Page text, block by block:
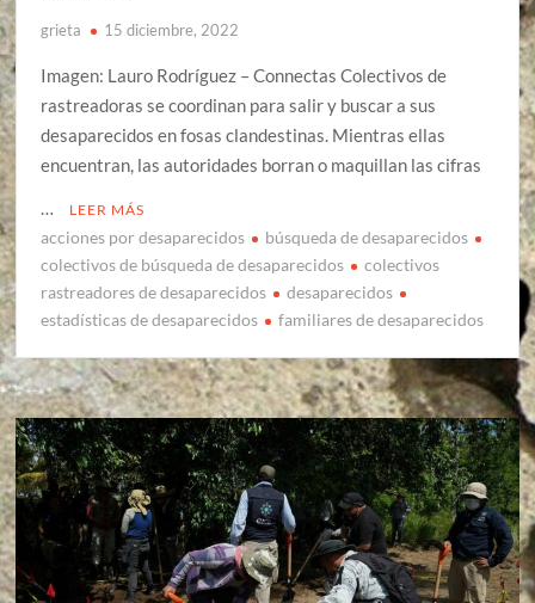
grieta 15 diciembre, 2022
Imagen: Lauro Rodríguez – Connectas Colectivos de
rastreadoras se coordinan para salir y buscar a sus
desaparecidos en fosas clandestinas. Mientras ellas
encuentran, las autoridades borran o maquillan las cifras
…
LEER MÁS
acciones por desaparecidos
búsqueda de desaparecidos
colectivos de búsqueda de desaparecidos
colectivos
rastreadores de desaparecidos
desaparecidos
estadísticas de desaparecidos
familiares de desaparecidos